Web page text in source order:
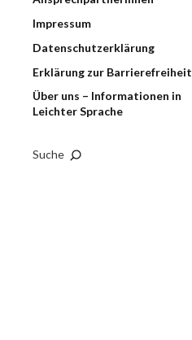
Impressum
Datenschutzerklärung
Erklärung zur Barrierefreiheit
Über uns – Informationen in
Leichter Sprache
Suche